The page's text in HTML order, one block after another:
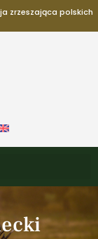
zrzeszająca polskich